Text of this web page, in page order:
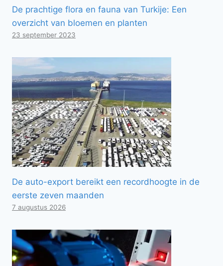
De prachtige flora en fauna van Turkije: Een
overzicht van bloemen en planten
23 september 2023
De auto-export bereikt een recordhoogte in de
eerste zeven maanden
7 augustus 2026